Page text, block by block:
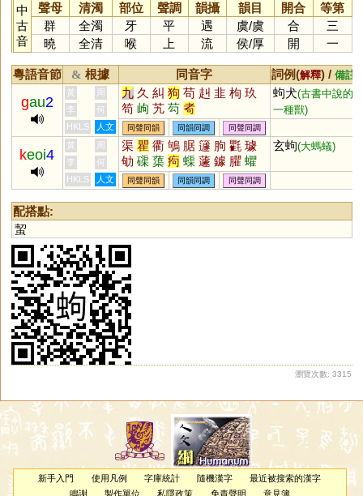
中
古
音
聲母 清濁 部位 聲調 韻攝 韻目 開合
等第
群
全濁 牙 平 遇 虞/虞 合
三
曉
全清 喉 上 流 侯/厚 開 一
粵語音節 & 根據 同音字 詞例(解釋) / 備註
gau2
黃 周 九 久 糾 狗 苟 赳 韭 枸 玖
笱 岣 艽 芶 耇
蚼犬(古書中說的
一種獸)
李
何
HKLS
人文 同聲同韻 同韻同調 同聲同調
keoi4
黃 周 渠 瞿 衢 鴝 腒 籧 朐 氍 璩
劬 磲 蕖 痀 蟝 蘧 鐻 臞 蠷
躣 蠼 欋 灈 淭 匷 菃 葋 翑
翵 螶 鼩 斪 胊 懅 絇 豦 軥
玄蚼(大螞蟻)
李
何
HKLS
人文 同聲同韻 同韻同調 同聲同調
配搭點:
蛪
瀏覽次數: 3315
新手入門 使用凡例 字庫統計 隨機漢字
最近被搜索的漢字
鳴謝
製作單位 私隱政策 免責聲明 意見簿